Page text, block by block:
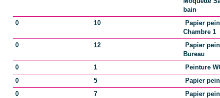
EXTÉRIEUR
Année construction 1930
bain
0
10
Papier
Chambre 1
0
12
Papier
Bureau
0
1
Peinture
0
5
Papier
0
7
Papier